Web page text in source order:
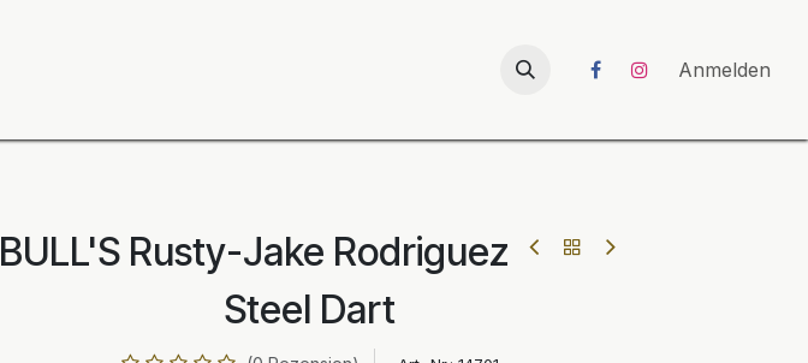
UNICORN-Launch 2026 Anmelden
BULL'S Rusty-Jake Rodriguez
Steel Dart